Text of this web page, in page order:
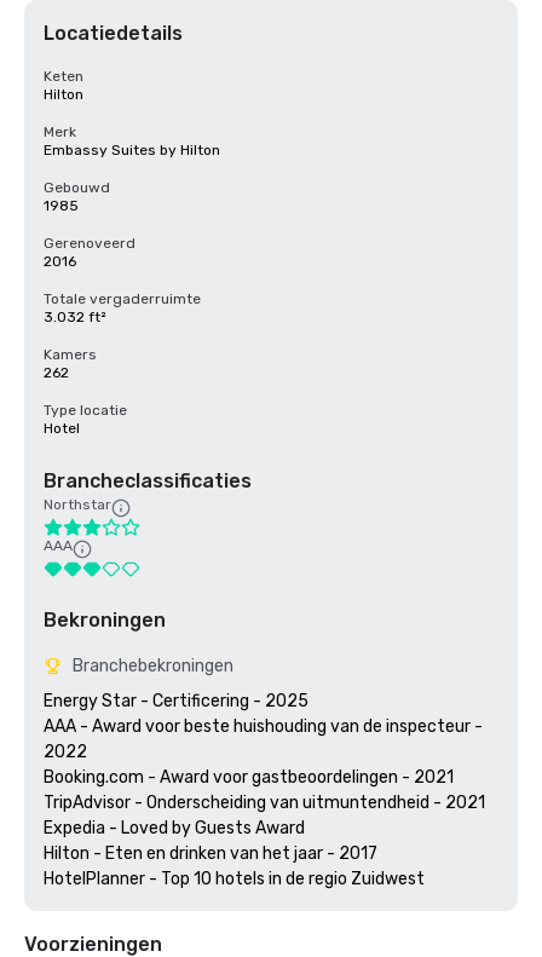
Locatiedetails
Keten
Hilton
Merk
Embassy Suites by Hilton
Gebouwd
1985
Gerenoveerd
2016
Totale vergaderruimte
3.032 ft²
Kamers
262
Type locatie
Hotel
Brancheclassificaties
Northstar
AAA
Bekroningen
Branchebekroningen
Energy Star - Certificering - 2025
AAA - Award voor beste huishouding van de inspecteur -
2022
Booking.com - Award voor gastbeoordelingen - 2021
TripAdvisor - Onderscheiding van uitmuntendheid - 2021
Expedia - Loved by Guests Award
Hilton - Eten en drinken van het jaar - 2017
HotelPlanner - Top 10 hotels in de regio Zuidwest
Voorzieningen